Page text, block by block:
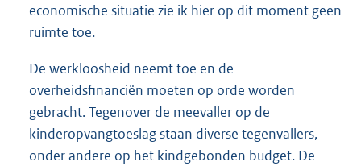
economische situatie zie ik hier op dit moment geen
ruimte toe.
De werkloosheid neemt toe en de
overheidsfinanciën moeten op orde worden
gebracht. Tegenover de meevaller op de
kinderopvangtoeslag staan diverse tegenvallers,
onder andere op het kindgebonden budget. De